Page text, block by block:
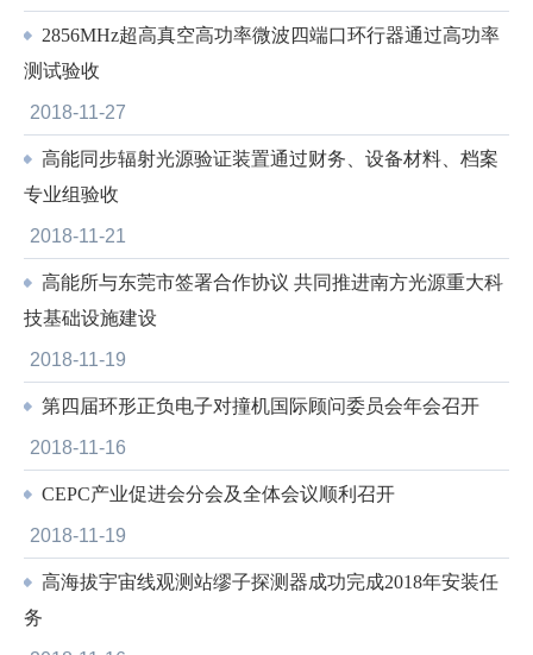
2856MHz超高真空高功率微波四端口环行器通过高功率
测试验收
2018-11-27
高能同步辐射光源验证装置通过财务、设备材料、档案
专业组验收
2018-11-21
高能所与东莞市签署合作协议 共同推进南方光源重大科
技基础设施建设
2018-11-19
第四届环形正负电子对撞机国际顾问委员会年会召开
2018-11-16
CEPC产业促进会分会及全体会议顺利召开
2018-11-19
高海拔宇宙线观测站缪子探测器成功完成2018年安装任
务